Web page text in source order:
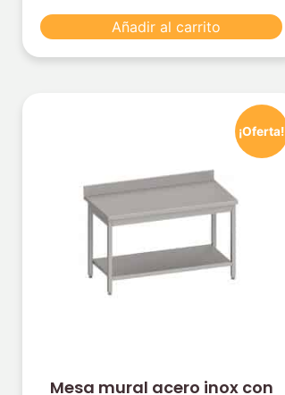
Añadir al carrito
¡Oferta!
Mesa mural acero inox con